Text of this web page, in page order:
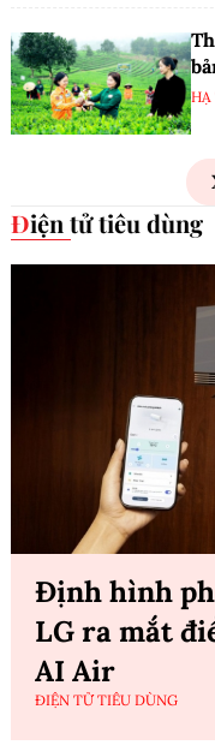
HẠ
Điện tử tiêu dùng
Định hình
LG ra mắt
AI Air
ĐIỆN TỬ TIÊU DÙNG